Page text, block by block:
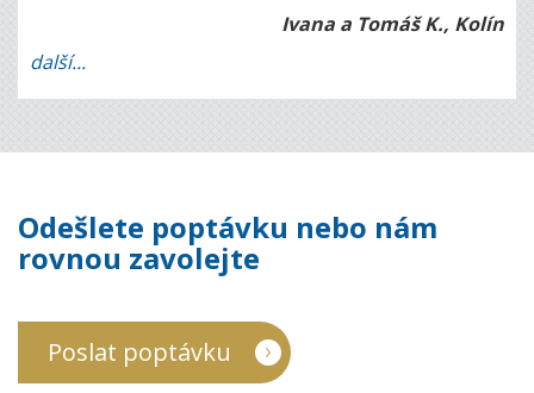
Ivana a Tomáš K., Kolín
další...
Odešlete poptávku nebo nám
rovnou zavolejte
Poslat poptávku